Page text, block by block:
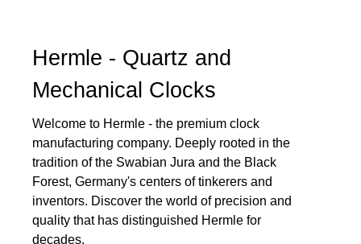
Hermle - Quartz and
Mechanical Clocks
Welcome to Hermle - the premium clock
manufacturing company. Deeply rooted in the
tradition of the Swabian Jura and the Black
Forest, Germany's centers of tinkerers and
inventors. Discover the world of precision and
quality that has distinguished Hermle for
decades.